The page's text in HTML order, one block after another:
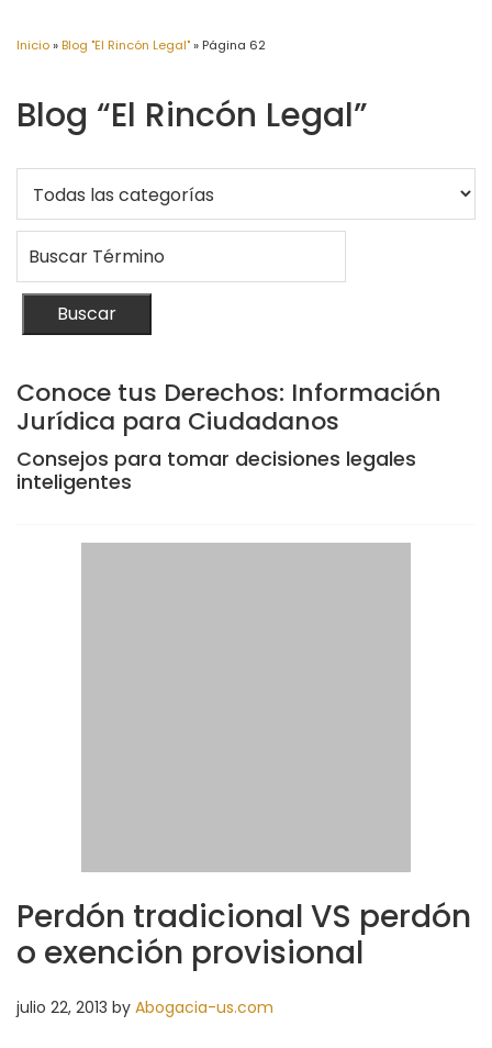
Inicio»Blog "El Rincón Legal"» Página 62
Blog “El Rincón Legal”
Buscar
Conoce tus Derechos: Información
Jurídica para Ciudadanos
Consejos para tomar decisiones legales
inteligentes
Perdón tradicional VS perdón
o exención provisional
julio 22, 2013 by Abogacia-us.com